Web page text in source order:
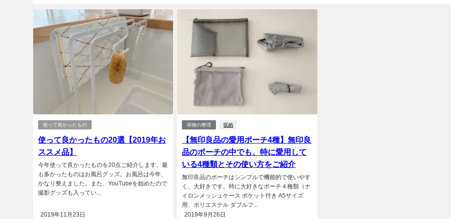
使って良かったもの
使って良かったもの20選【2019年お
ススメ品】
今年使って良かったものを20点ご紹介します。最
も多かったものはお風呂グッズ。お風呂は今年、
かなり整えました。また、YouTubeを始めたので
撮影グッズも入ってい...
2019年11月23日
荷物の整理 収納
【無印良品の愛用ポーチ4種】無印良
品のポーチの中でも、特に愛用して
いる4種類とその使い方をご紹介
無印良品のポーチはシンプルで機能的で使いやす
く、大好きです。特に大好きなポーチ４種類（ナ
イロンメッシュケース ポケット付き A5サイズ
用、ポリエステル ダブルフ...
2019年9月26日